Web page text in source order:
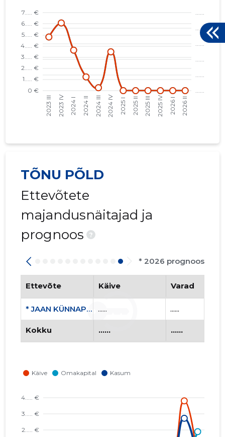
TÕNU PÕLD
Ettevõtete
majandusnäitajad ja
prognoos
?
* 2026 prognoos
Ettevõte Käive Varad
* JAAN KÜNNAPI ALPINISMIKLUBI MTÜ ...... ......
Kokku ...... ......